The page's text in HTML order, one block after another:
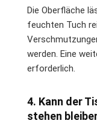
Die Oberfläche
feuchten Tuch
werden. Eine
erforderlich.
4. Kann der
stehen